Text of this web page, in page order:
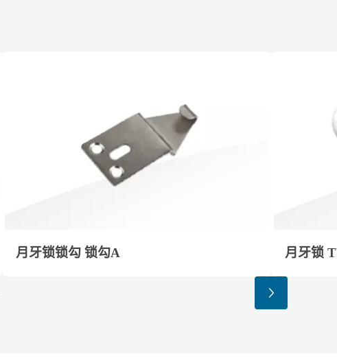
月牙锁锁勾 锁勾A 月牙锁